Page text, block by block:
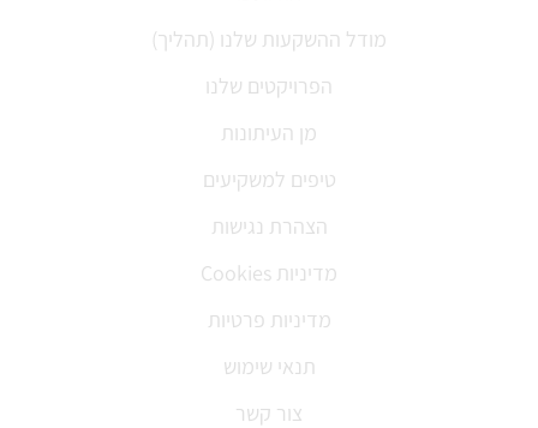
מודל ההשקעות שלנו (תהליך)
הפרויקטים שלנו
מן העיתונות
טיפים למשקיעים
הצהרת נגישות
מדיניות Cookies
מדיניות פרטיות
תנאי שימוש
צור קשר